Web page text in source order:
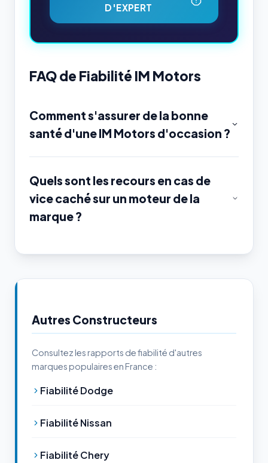
D'EXPERT
FAQ de Fiabilité IM Motors
Comment s'assurer de la bonne
santé d'une IM Motors d'occasion ?
Quels sont les recours en cas de
vice caché sur un moteur de la
marque ?
Autres Constructeurs
Consultez les rapports de fiabilité d'autres
marques populaires en France :
Fiabilité Dodge
Fiabilité Nissan
Fiabilité Chery